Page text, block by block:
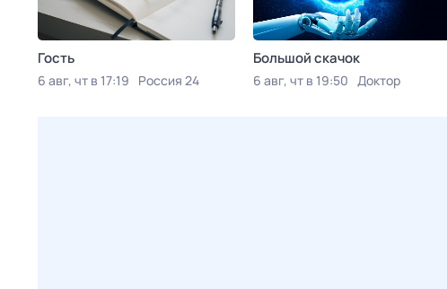
Гость
6 авг, чт в 17:19 Россия 24
Большой скачок
6 авг, чт в 19:50 Доктор